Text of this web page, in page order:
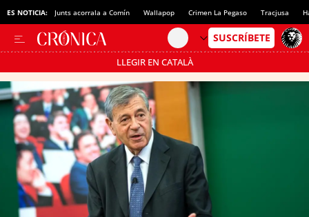
ES NOTICIA: Junts acorrala a Comín Wallapop Crimen La Pegaso Tracjusa
LLEGIR EN CATALÀ
Pásate al MODO AHORRO